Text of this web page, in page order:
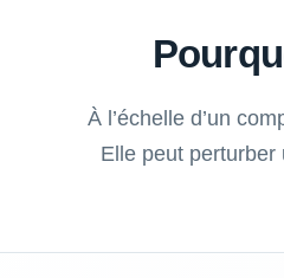
À l’échelle d’un
Elle peut